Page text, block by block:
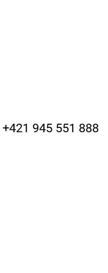
+421 945 551 888